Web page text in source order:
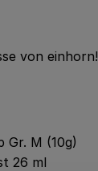
von einhorn!
M (10g)
26 ml